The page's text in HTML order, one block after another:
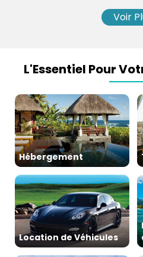
Voir
L'Essentiel Pour
Hébergement
Location de Véhicules